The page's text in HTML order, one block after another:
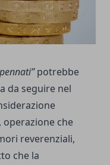
potrebbe
da seguire nel
, operazione che
reverenziali,
che la